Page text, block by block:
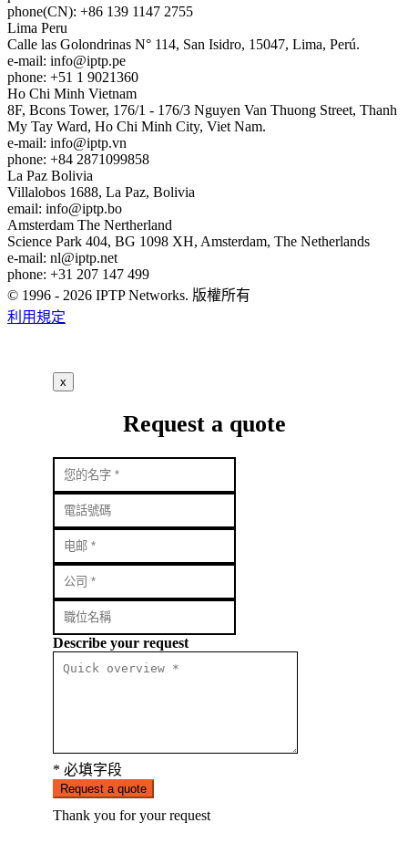
phone(CN): +86 139 1147 2755
Lima Peru
Calle las Golondrinas N° 114, San Isidro, 15047, Lima, Perú.
e-mail: info
iptp.pe
phone: +51 1 9021360
Ho Chi Minh Vietnam
8F, Bcons Tower, 176/1 - 176/3 Nguyen Van Thuong Street, Thanh
My Tay Ward, Ho Chi Minh City, Viet Nam.
e-mail: info
iptp.vn
phone: +84 2871099858
La Paz Bolivia
Villalobos 1688, La Paz, Bolivia
email: info
iptp.bo
Amsterdam The Nertherland
Science Park 404, BG 1098 XH, Amsterdam, The Netherlands
e-mail: nl
iptp.net
phone: +31 207 147 499
© 1996 - 2026 IPTP Networks. 版權所有
利用規定
x
Request a quote
Describe your request
* 必填字段
Request a quote
Thank you for your request